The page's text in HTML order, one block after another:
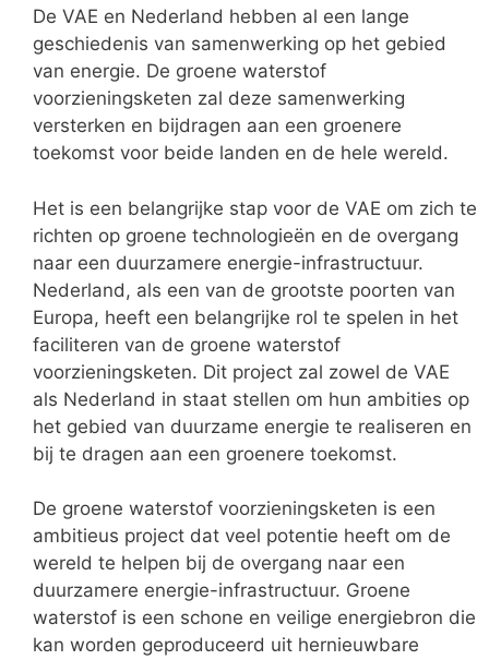
De VAE en Nederland hebben al een lange
geschiedenis van samenwerking op het gebied
van energie. De groene waterstof
voorzieningsketen zal deze samenwerking
versterken en bijdragen aan een groenere
toekomst voor beide landen en de hele wereld.
Het is een belangrijke stap voor de VAE om zich te
richten op groene technologieën en de overgang
naar een duurzamere energie-infrastructuur.
Nederland, als een van de grootste poorten van
Europa, heeft een belangrijke rol te spelen in het
faciliteren van de groene waterstof
voorzieningsketen. Dit project zal zowel de VAE
als Nederland in staat stellen om hun ambities op
het gebied van duurzame energie te realiseren en
bij te dragen aan een groenere toekomst.
De groene waterstof voorzieningsketen is een
ambitieus project dat veel potentie heeft om de
wereld te helpen bij de overgang naar een
duurzamere energie-infrastructuur. Groene
waterstof is een schone en veilige energiebron die
kan worden geproduceerd uit hernieuwbare